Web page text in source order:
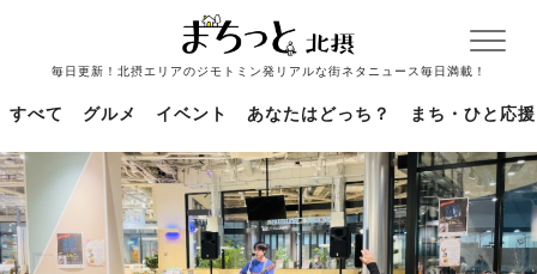
毎日更新！北摂エリアのジモトミン発リアルな街ネタニュース毎日満載！
すべて グルメ イベント あなたはどっち？ まち・ひと応援